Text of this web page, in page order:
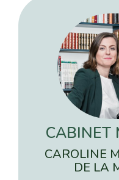
CABINET
CAROLINE
DE LA